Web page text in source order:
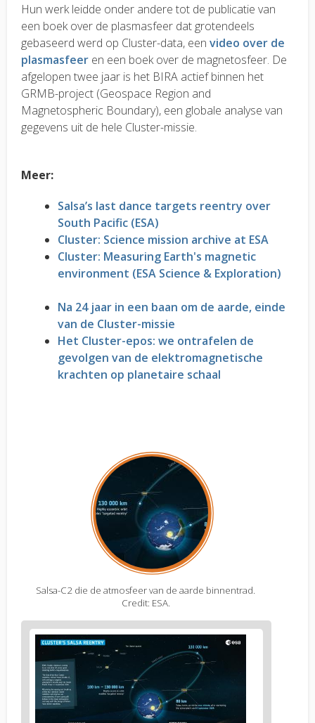
Hun werk leidde onder andere tot de publicatie van
een boek over de plasmasfeer dat grotendeels
gebaseerd werd op Cluster-data, een video over de
plasmasfeer en een boek over de magnetosfeer. De
afgelopen twee jaar is het BIRA actief binnen het
GRMB-project (Geospace Region and
Magnetospheric Boundary), een globale analyse van
gegevens uit de hele Cluster-missie.
Meer:
Salsa’s last dance targets reentry over
South Pacific (ESA)
Cluster: Science mission archive at ESA
Cluster: Measuring Earth's magnetic
environment (ESA Science & Exploration)
Na 24 jaar in een baan om de aarde, einde
van de Cluster-missie
Het Cluster-epos: we ontrafelen de
gevolgen van de elektromagnetische
krachten op planetaire schaal
Salsa-C2 die de atmosfeer van de aarde binnentrad.
Credit: ESA.
Figure
2
body
text